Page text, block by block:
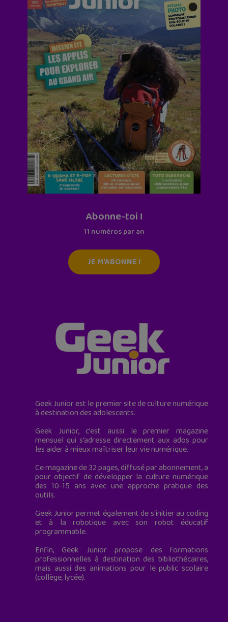
Abonne-toi !
11 numéros par an
JE M'ABONNE !
Geek Junior est le premier site de culture numérique
à destination des adolescents.
Geek Junior, c’est aussi le premier magazine
mensuel qui s’adresse directement aux ados pour
les aider à mieux maîtriser leur vie numérique.
Ce magazine de 32 pages, diffusé par abonnement, a
pour objectif de développer la culture numérique
des 10-15 ans avec une approche pratique des
outils.
Geek Junior permet également de s'initier au coding
et à la robotique avec son robot éducatif
programmable.
Enfin, Geek Junior propose des formations
professionnelles à destination des bibliothécaires,
mais aussi des animations pour le public scolaire
(collège, lycée).